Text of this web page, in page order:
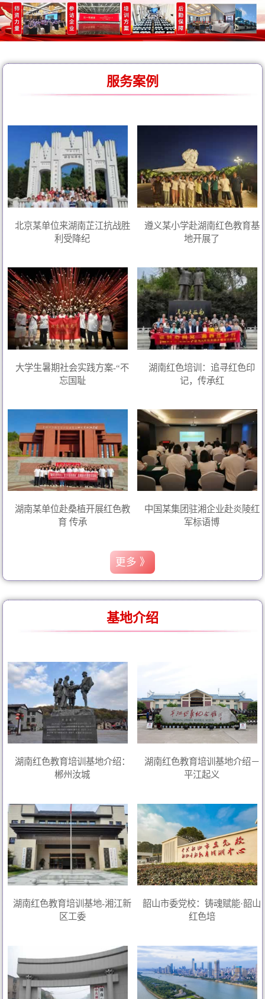
服务案例
北京某单位来湖南芷江抗战胜
利受降纪
遵义某小学赴湖南红色教育基
地开展了
大学生暑期社会实践方案-“不
忘国耻
湖南红色培训：追寻红色印
记，传承红
湖南某单位赴桑植开展红色教
育 传承
中国某集团驻湘企业赴炎陵红
军标语博
更多 》
基地介绍
湖南红色教育培训基地介绍：
郴州汝城
湖南红色教育培训基地介绍－
平江起义
湖南红色教育培训基地-湘江新
区工委
韶山市委党校：铸魂赋能·韶山
红色培